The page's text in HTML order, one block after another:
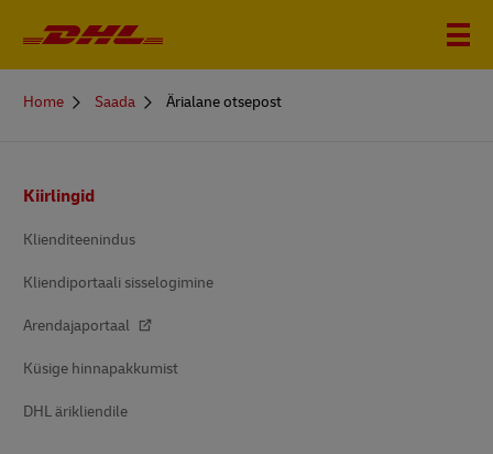
You
Home Saada Ärialane otsepost
Kiirlingid
Klienditeenindus
Kliendiportaali sisselogimine
Arendajaportaal
Küsige hinnapakkumist
DHL ärikliendile